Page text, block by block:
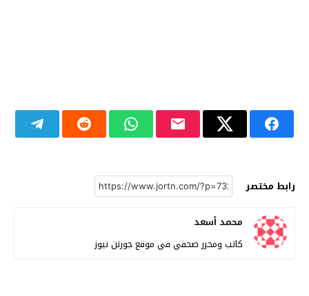
رابط مختصر
محمد أسعد
كاتب ومحرر صحفي في موقع جورتن نيوز